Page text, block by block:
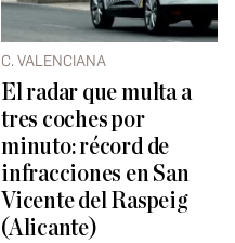
C. VALENCIANA
El radar que multa a
tres coches por
minuto: récord de
infracciones en San
Vicente del Raspeig
(Alicante)